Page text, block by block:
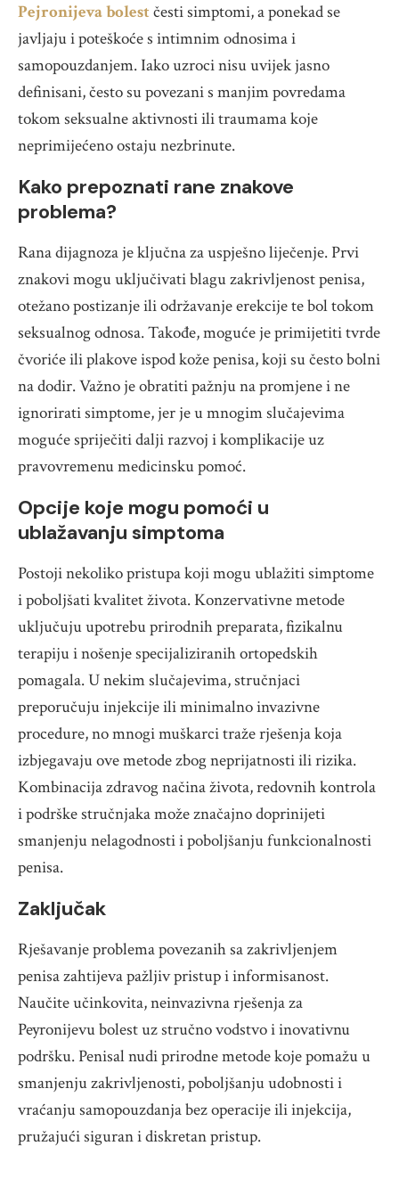
Pejronijeva bolest česti simptomi, a ponekad se
javljaju i poteškoće s intimnim odnosima i
samopouzdanjem. Iako uzroci nisu uvijek jasno
definisani, često su povezani s manjim povredama
tokom seksualne aktivnosti ili traumama koje
neprimijećeno ostaju nezbrinute.
Kako prepoznati rane znakove
problema?
Rana dijagnoza je ključna za uspješno liječenje. Prvi
znakovi mogu uključivati blagu zakrivljenost penisa,
otežano postizanje ili održavanje erekcije te bol tokom
seksualnog odnosa. Takođe, moguće je primijetiti tvrde
čvoriće ili plakove ispod kože penisa, koji su često bolni
na dodir. Važno je obratiti pažnju na promjene i ne
ignorirati simptome, jer je u mnogim slučajevima
moguće spriječiti dalji razvoj i komplikacije uz
pravovremenu medicinsku pomoć.
Opcije koje mogu pomoći u
ublažavanju simptoma
Postoji nekoliko pristupa koji mogu ublažiti simptome
i poboljšati kvalitet života. Konzervativne metode
uključuju upotrebu prirodnih preparata, fizikalnu
terapiju i nošenje specijaliziranih ortopedskih
pomagala. U nekim slučajevima, stručnjaci
preporučuju injekcije ili minimalno invazivne
procedure, no mnogi muškarci traže rješenja koja
izbjegavaju ove metode zbog neprijatnosti ili rizika.
Kombinacija zdravog načina života, redovnih kontrola
i podrške stručnjaka može značajno doprinijeti
smanjenju nelagodnosti i poboljšanju funkcionalnosti
penisa.
Zaključak
Rješavanje problema povezanih sa zakrivljenjem
penisa zahtijeva pažljiv pristup i informisanost.
Naučite učinkovita, neinvazivna rješenja za
Peyronijevu bolest uz stručno vodstvo i inovativnu
podršku. Penisal nudi prirodne metode koje pomažu u
smanjenju zakrivljenosti, poboljšanju udobnosti i
vraćanju samopouzdanja bez operacije ili injekcija,
pružajući siguran i diskretan pristup.